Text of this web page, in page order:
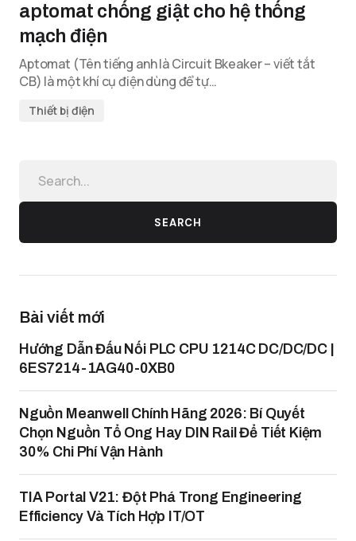
aptomat chống giật cho hệ thống
mạch điện
Aptomat (Tên tiếng anh là Circuit Bkeaker – viết tắt
CB) là một khí cụ điện dùng để tự…
Thiết bị điện
SEARCH
Bài viết mới
Hướng Dẫn Đấu Nối PLC CPU 1214C DC/DC/DC |
6ES7214-1AG40-0XB0
Nguồn Meanwell Chính Hãng 2026: Bí Quyết
Chọn Nguồn Tổ Ong Hay DIN Rail Để Tiết Kiệm
30% Chi Phí Vận Hành
TIA Portal V21: Đột Phá Trong Engineering
Efficiency Và Tích Hợp IT/OT